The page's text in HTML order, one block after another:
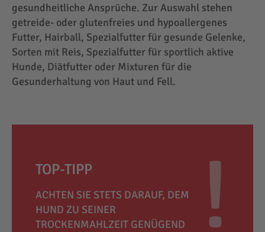
gesundheitliche Ansprüche. Zur Auswahl stehen
getreide- oder glutenfreies und hypoallergenes
Futter, Hairball, Spezialfutter für gesunde Gelenke,
Sorten mit Reis, Spezialfutter für sportlich aktive
Hunde, Diätfutter oder Mixturen für die
Gesunderhaltung von Haut und Fell.
TOP-TIPP
ACHTEN SIE STETS DARAUF, DEM
HUND ZU SEINER
TROCKENMAHLZEIT GENÜGEND